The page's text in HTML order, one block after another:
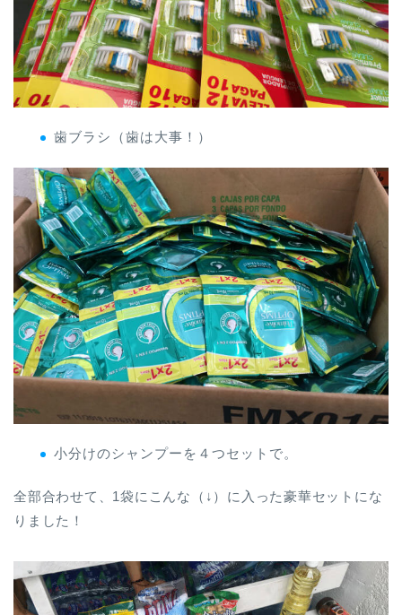
歯ブラシ（歯は大事！）
小分けのシャンプーを４つセットで。
全部合わせて、1袋にこんな（↓）に入った豪華セットにな
りました！